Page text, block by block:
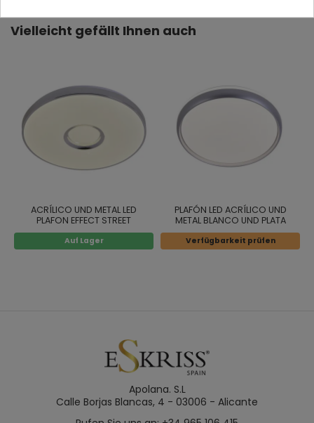
Vielleicht gefällt Ihnen auch
ACRÍLICO UND METAL LED
PLAFON EFFECT STREET
Auf Lager
PLAFÓN LED ACRÍLICO UND
METAL BLANCO UND PLATA
Verfügbarkeit prüfen
Apolana. S.L
Calle Borjas Blancas, 4 - 03006 - Alicante